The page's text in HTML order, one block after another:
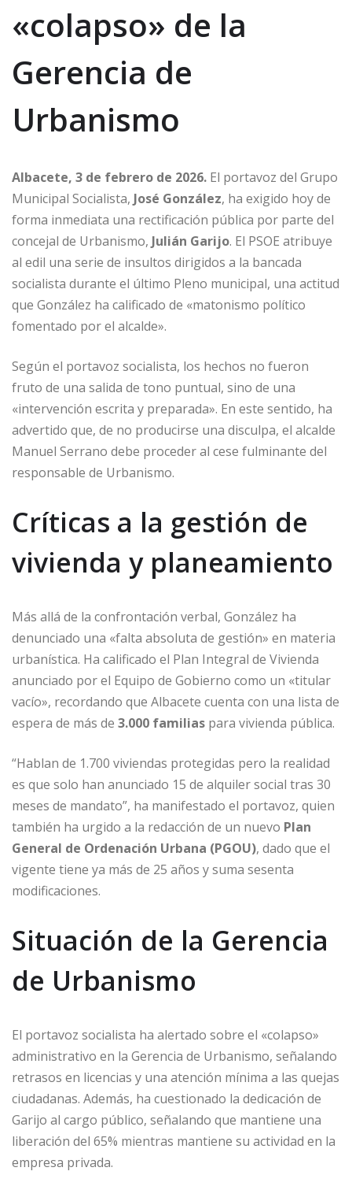
«colapso» de la
Gerencia de
Urbanismo
Albacete, 3 de febrero de 2026. El portavoz del Grupo
Municipal Socialista, José González, ha exigido hoy de
forma inmediata una rectificación pública por parte del
concejal de Urbanismo, Julián Garijo. El PSOE atribuye
al edil una serie de insultos dirigidos a la bancada
socialista durante el último Pleno municipal, una actitud
que González ha calificado de «matonismo político
fomentado por el alcalde».
Según el portavoz socialista, los hechos no fueron
fruto de una salida de tono puntual, sino de una
«intervención escrita y preparada». En este sentido, ha
advertido que, de no producirse una disculpa, el alcalde
Manuel Serrano debe proceder al cese fulminante del
responsable de Urbanismo.
Críticas a la gestión de
vivienda y planeamiento
Más allá de la confrontación verbal, González ha
denunciado una «falta absoluta de gestión» en materia
urbanística. Ha calificado el Plan Integral de Vivienda
anunciado por el Equipo de Gobierno como un «titular
vacío», recordando que Albacete cuenta con una lista de
espera de más de 3.000 familias para vivienda pública.
“Hablan de 1.700 viviendas protegidas pero la realidad
es que solo han anunciado 15 de alquiler social tras 30
meses de mandato”, ha manifestado el portavoz, quien
también ha urgido a la redacción de un nuevo Plan
General de Ordenación Urbana (PGOU), dado que el
vigente tiene ya más de 25 años y suma sesenta
modificaciones.
Situación de la Gerencia
de Urbanismo
El portavoz socialista ha alertado sobre el «colapso»
administrativo en la Gerencia de Urbanismo, señalando
retrasos en licencias y una atención mínima a las quejas
ciudadanas. Además, ha cuestionado la dedicación de
Garijo al cargo público, señalando que mantiene una
liberación del 65% mientras mantiene su actividad en la
empresa privada.